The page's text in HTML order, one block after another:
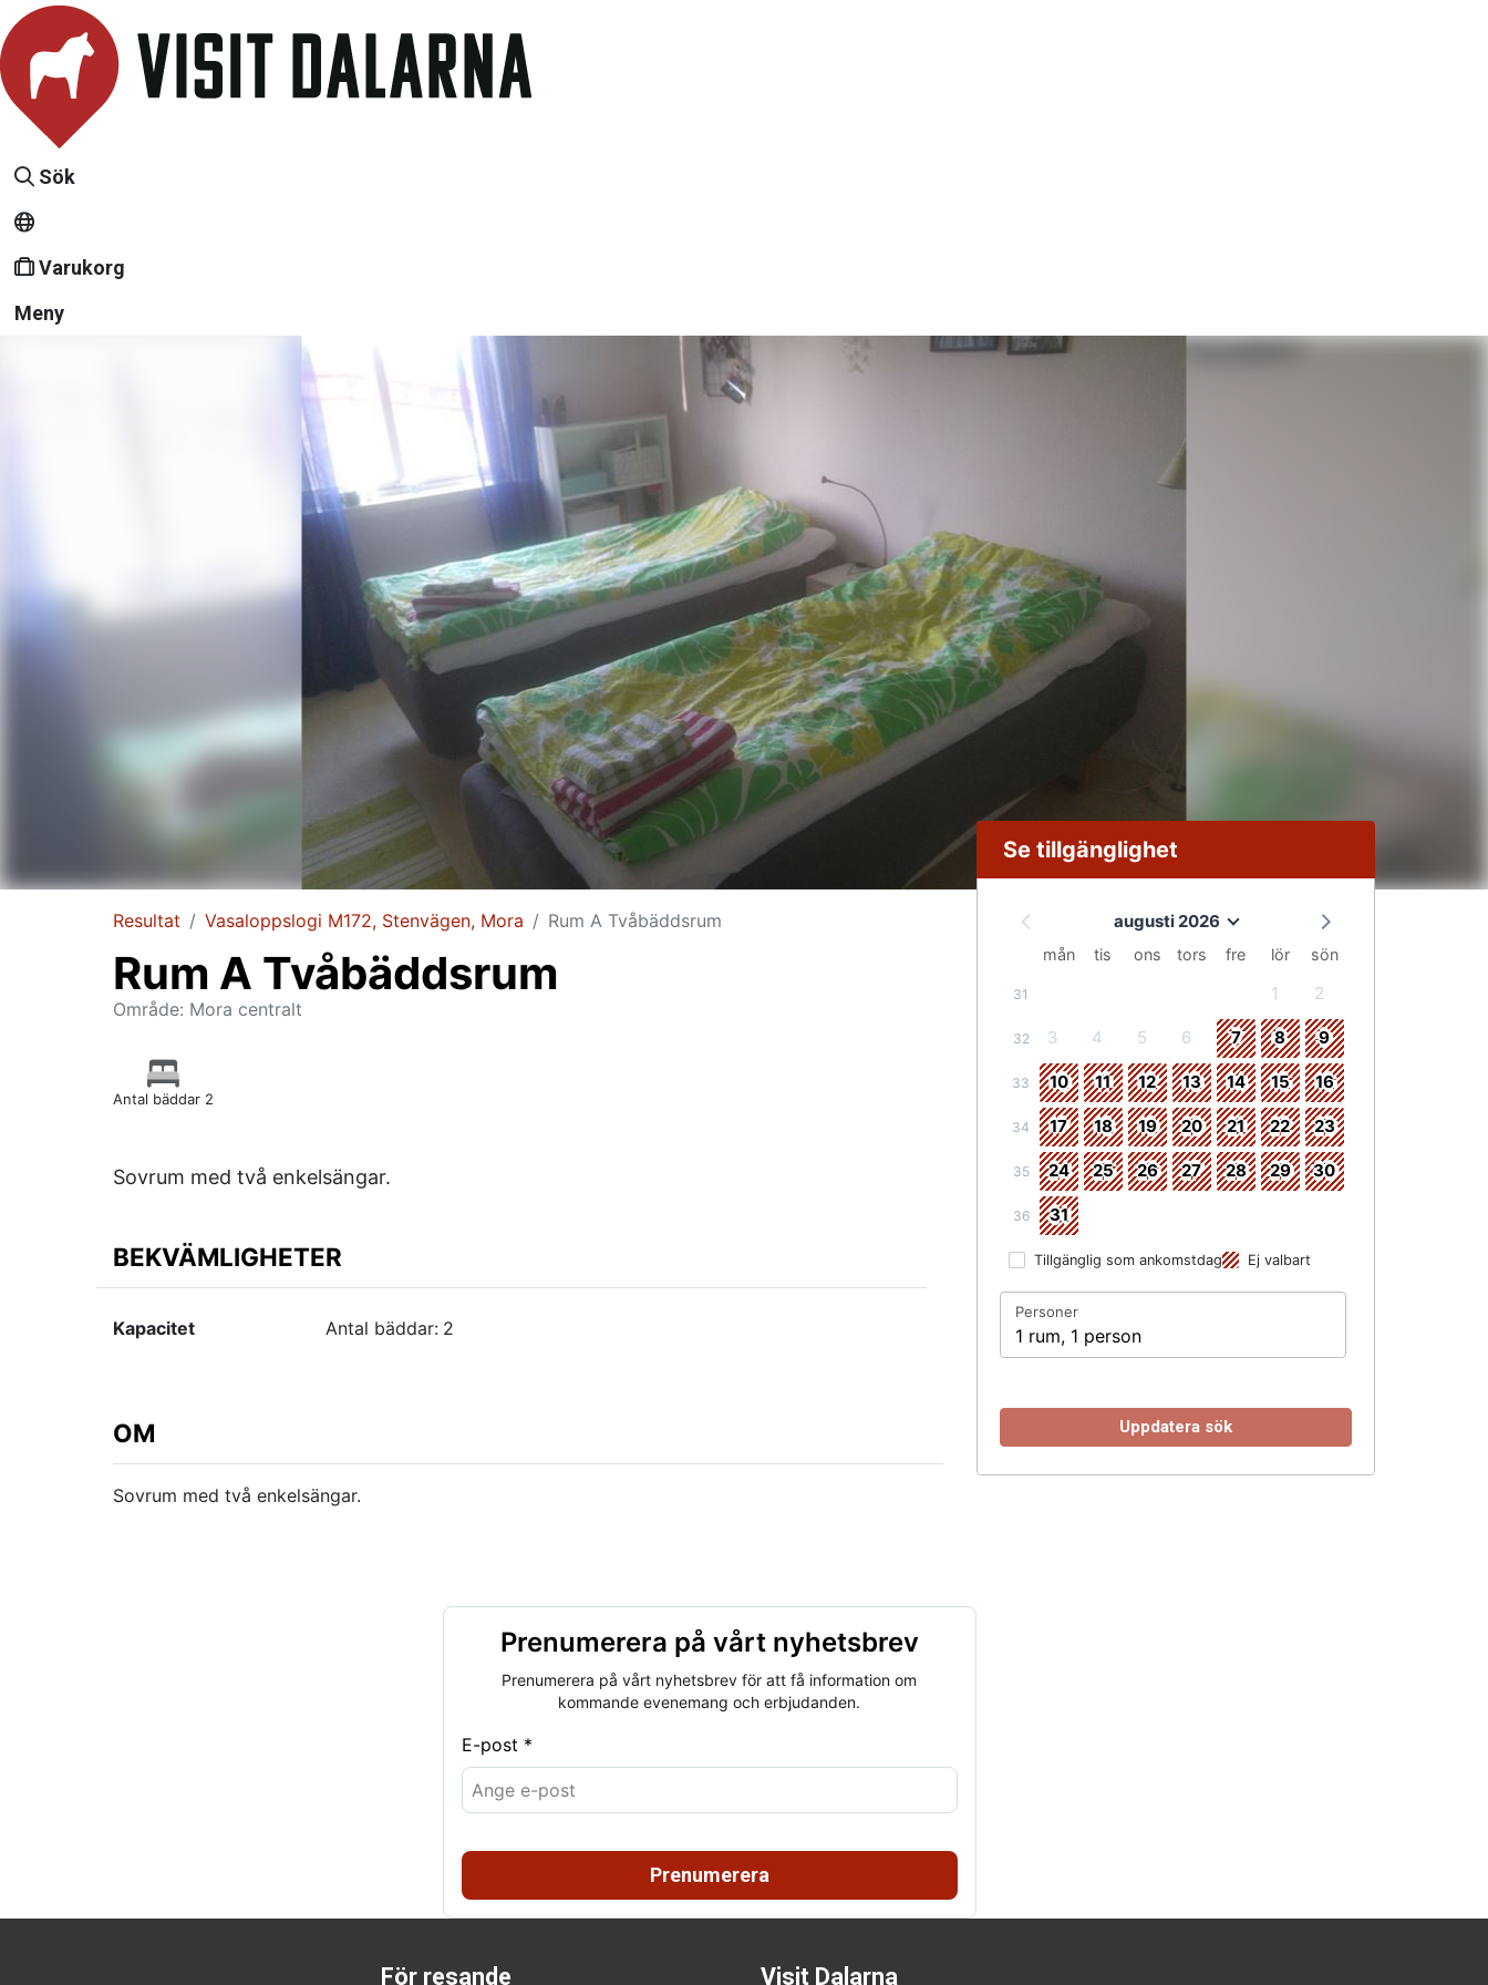
Sök
Varukorg
Meny
Resultat Vasaloppslogi M172, Stenvägen, Mora Rum A Tvåbäddsrum
Rum A Tvåbäddsrum
Område: Mora centralt
Antal bäddar 2
Sovrum med två enkelsängar.
BEKVÄMLIGHETER
Kapacitet Antal bäddar: 2
OM
Sovrum med två enkelsängar.
Se tillgänglighet
augusti 2026
mån tis ons tors fre lör sön
31 1 2
32 3 4 5 6 7 8 9
33 10 11 12 13 14 15 16
34 17 18 19 20 21 22 23
35 24 25 26 27 28 29 30
36 31
Tillgänglig som ankomstdag Ej valbart
Personer
1 rum, 1 person
Uppdatera sök
Prenumerera på vårt nyhetsbrev
Prenumerera på vårt nyhetsbrev för att få information om
kommande evenemang och erbjudanden.
E-post *
Prenumerera
För resande Visit Dalarna